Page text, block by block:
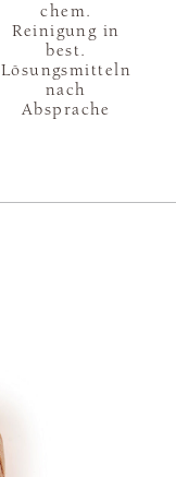
chem.
Reinigung in
best.
Lösungsmitteln
nach
Absprache